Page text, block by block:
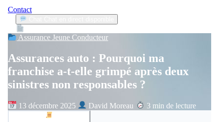
Contact
Assurance Jeune Conducteur
Assurances auto : Pourquoi ma
franchise a-t-elle grimpé après deux
sinistres non responsables ?
13 décembre 2025 David Moreau 3 min de lecture